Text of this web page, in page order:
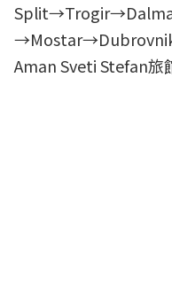
Aman Sveti Stefan旅